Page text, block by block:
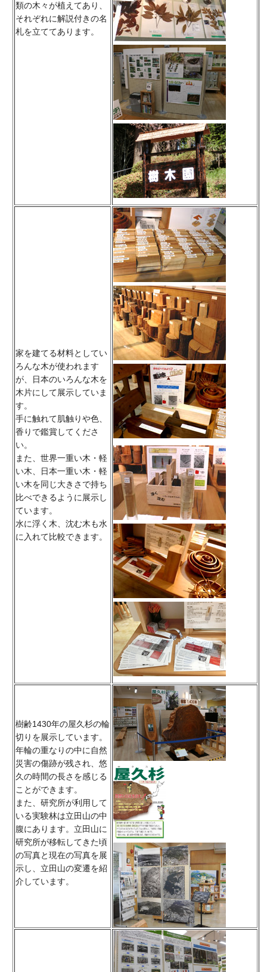
類の木々が植えてあり、
それぞれに解説付きの名
札を立ててあります。
家を建てる材料としてい
ろんな木が使われます
が、日本のいろんな木を
木片にして展示していま
す。
手に触れて肌触りや色、
香りで鑑賞してくださ
い。
また、世界一重い木・軽
い木、日本一重い木・軽
い木を同じ大きさで持ち
比べできるように展示し
ています。
水に浮く木、沈む木も水
に入れて比較できます。
樹齢1430年の屋久杉の輪
切りを展示しています。
年輪の重なりの中に自然
災害の傷跡が残され、悠
久の時間の長さを感じる
ことができます。
また、研究所が利用して
いる実験林は立田山の中
腹にあります。立田山に
研究所が移転してきた頃
の写真と現在の写真を展
示し、立田山の変遷を紹
介しています。